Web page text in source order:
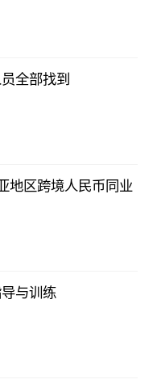
全部找到
地区跨境人民币同业
与训练